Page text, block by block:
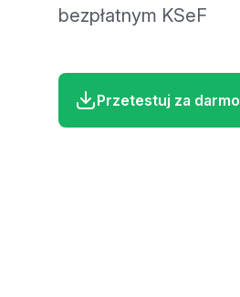
bezpłatnym KSeF
Przetestuj za darmo